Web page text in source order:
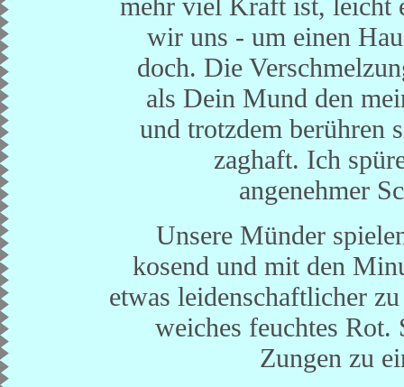
wir uns - um einen
doch. Die
als Dein Mund den
und trotzdem berühren
zaghaft. Ich
angenehmer
Unsere Münder
kosend und mit den
etwas leidenschaftlicher
weiches feuchtes
Zungen zu